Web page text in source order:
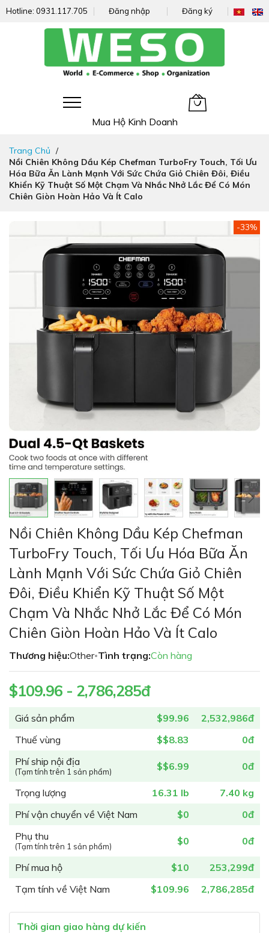
Hotline: 0931.117.705 Đăng nhập Đăng ký
Mua Hộ Kinh Doanh
nhanh
đến
nội
dung
Trang Chủ
Nồi Chiên Không Dầu Kép Chefman TurboFry Touch, Tối Ưu
Hóa Bữa Ăn Lành Mạnh Với Sức Chứa Giỏ Chiên Đôi, Điều
Khiển Kỹ Thuật Số Một Chạm Và Nhắc Nhở Lắc Để Có Món
Chiên Giòn Hoàn Hảo Và Ít Calo
đến
viện
Chuyển
đến
phần
của
thư
hình
ảnh
-33%
Nồi Chiên Không Dầu Kép Chefman
TurboFry Touch, Tối Ưu Hóa Bữa Ăn
Lành Mạnh Với Sức Chứa Giỏ Chiên
Đôi, Điều Khiển Kỹ Thuật Số Một
Chạm Và Nhắc Nhở Lắc Để Có Món
Chiên Giòn Hoàn Hảo Và Ít Calo
Thương hiệu:Other•Tình trạng:Còn hàng
Giá sản phẩm $99.96
2,532,986đ
Thuế vùng
$$8.83
0đ
Phí ship nội địa
(Tạm tính trên 1 sản phẩm) $$6.99 0đ
Trọng lượng 16.31 lb
7.40 kg
Phí vận chuyển về Việt Nam
$0
0đ
Phụ thu
(Tạm tính trên 1 sản phẩm) $0 0đ
Phí mua hộ $10
253,299đ
Tạm tính về Việt Nam
$109.96 2,786,285đ
$109.96 - 2,786,285đ
Thời gian giao hàng dự kiến